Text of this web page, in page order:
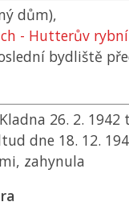
dům),
- Hutterův
bydliště
26. 2.
dne 18. 12.
zahynula